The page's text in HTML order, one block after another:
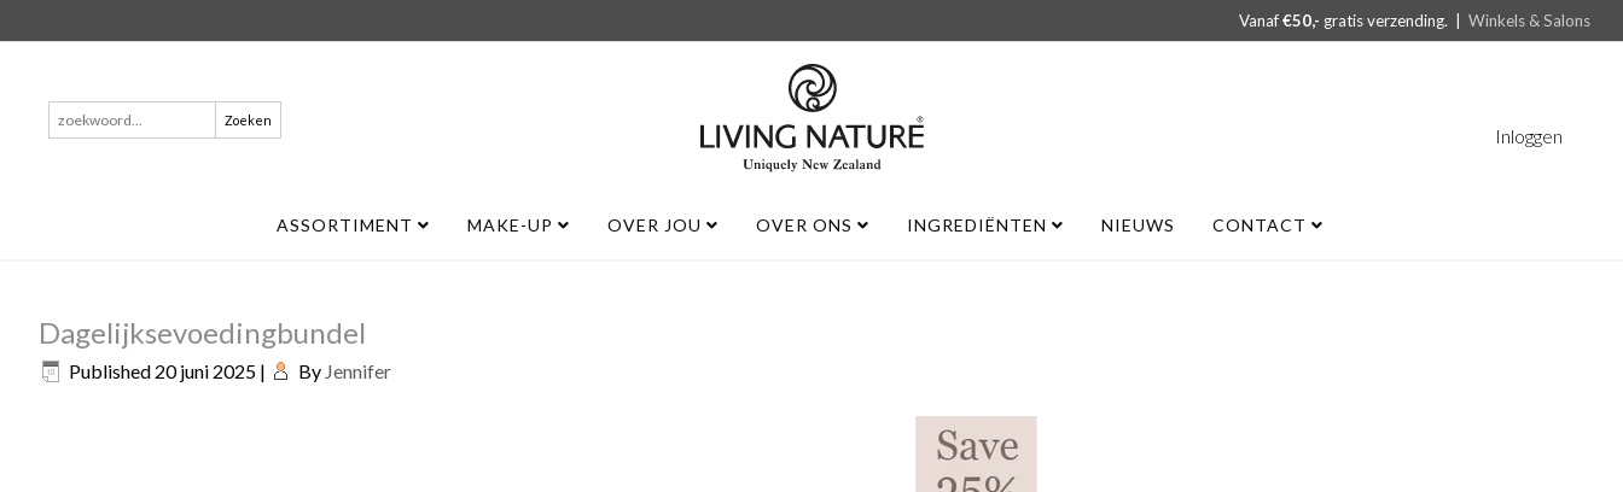
Vanaf€50,- gratis verzending. |Winkels & Salons
Inloggen
Zoeken
naar:
ASSORTIMENT MAKE-UP OVER JOU OVER ONS INGREDIËNTEN NIEUWS CONTACT
Dagelijksevoedingbundel
Published 20 juni 2025 | By Jennifer